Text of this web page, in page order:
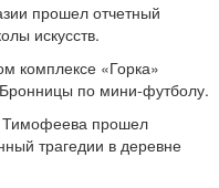
прошел отчетный
искусств.
комплексе «Горка»
по мини-футболу.
прошел
трагедии в деревне